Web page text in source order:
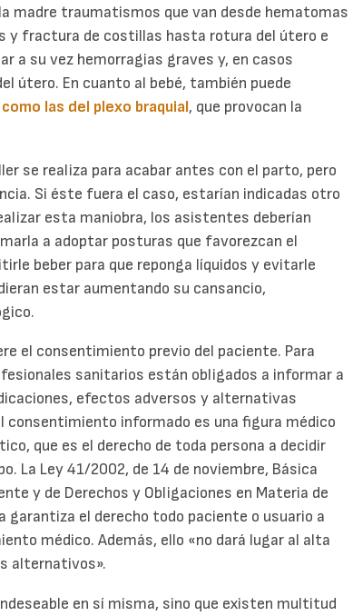
madre traumatismos que van desde hematomas
y fractura de costillas hasta rotura del útero e
a su vez hemorragias graves y, en casos
útero. En cuanto al bebé, también puede
las del plexo braquial, que provocan la
se realiza para acabar antes con el parto, pero
Si éste fuera el caso, estarían indicadas otro
esta maniobra, los asistentes deberían
a adoptar posturas que favorezcan el
beber para que reponga líquidos y evitarle
estar aumentando su cansancio,
el consentimiento previo del paciente. Para
sanitarios están obligados a informar a
efectos adversos y alternativas
consentimiento informado es una figura médico
que es el derecho de toda persona a decidir
La Ley 41/2002, de 14 de noviembre, Básica
y de Derechos y Obligaciones en Materia de
garantiza el derecho todo paciente o usuario a
médico. Además, ello «no dará lugar al alta
alternativos».
en sí misma, sino que existen multitud